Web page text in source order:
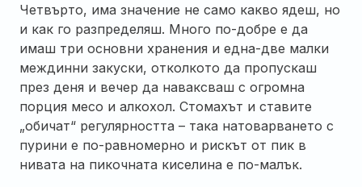
Четвърто, има значение не само какво ядеш, но
и как го разпределяш. Много по-добре е да
имаш три основни хранения и една-две малки
междинни закуски, отколкото да пропускаш
през деня и вечер да наваксваш с огромна
порция месо и алкохол. Стомахът и ставите
„обичат“ регулярността – така натоварването с
пурини е по-равномерно и рискът от пик в
нивата на пикочната киселина е по-малък.